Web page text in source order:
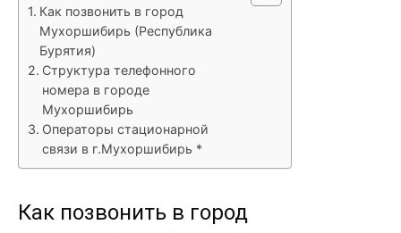
Как позвонить в город
Мухоршибирь (Республика
Бурятия)
Структура телефонного
номера в городе
Мухоршибирь
Операторы стационарной
связи в г.Мухоршибирь *
Как позвонить в город